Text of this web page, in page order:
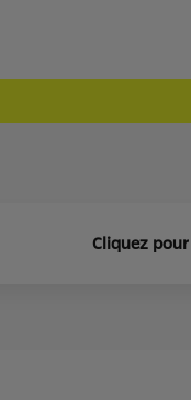
Cliquez